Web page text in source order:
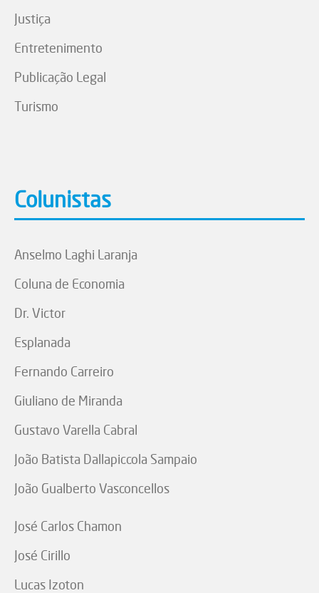
Justiça
Entretenimento
Publicação Legal
Turismo
Colunistas
Anselmo Laghi Laranja
Coluna de Economia
Dr. Victor
Esplanada
Fernando Carreiro
Giuliano de Miranda
Gustavo Varella Cabral
João Batista Dallapiccola Sampaio
João Gualberto Vasconcellos
José Carlos Chamon
José Cirillo
Lucas Izoton